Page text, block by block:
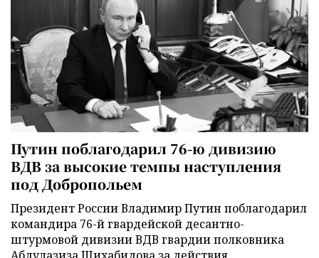
Путин поблагодарил 76-ю дивизию
ВДВ за высокие темпы наступления
под Добропольем
Президент России Владимир Путин поблагодарил
командира 76-й гвардейской десантно-
штурмовой дивизии ВДВ гвардии полковника
Абдулазиза Шихабидова за действия